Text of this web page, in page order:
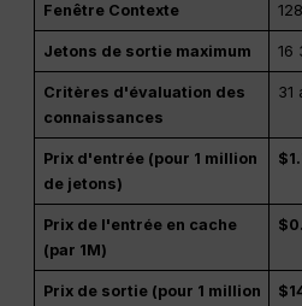
Fenêtre Contexte
Jetons de sortie maximum 16
Critères d'évaluation des
connaissances
31
Prix d'entrée (pour 1 million
de jetons)
Prix de l'entrée en cache
(par 1M)
Prix de sortie (pour 1 million